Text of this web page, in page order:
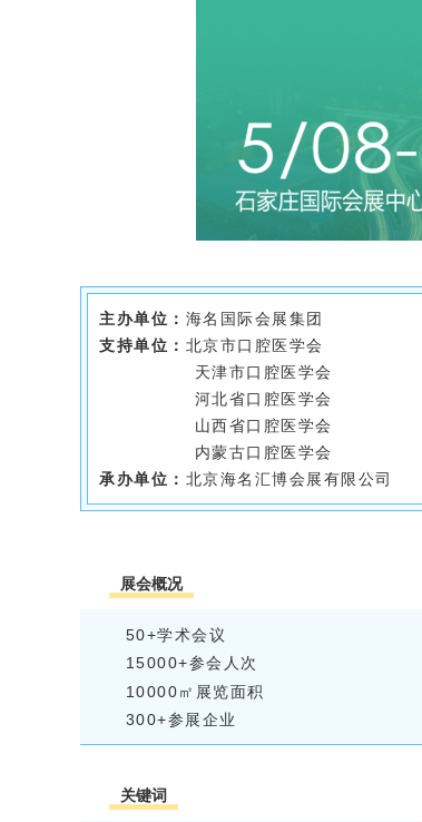
主办单位： 海名国际会展集团
支持单位： 北京市口腔医学会
天津市口腔医学会
河北省口腔医学会
山西省口腔医学会
内蒙古口腔医学会
承办单位： 北京海名汇博会展有限公司
展会概况
50+学术会议
15000+参会人次
10000㎡展览面积
300+参展企业
关键词